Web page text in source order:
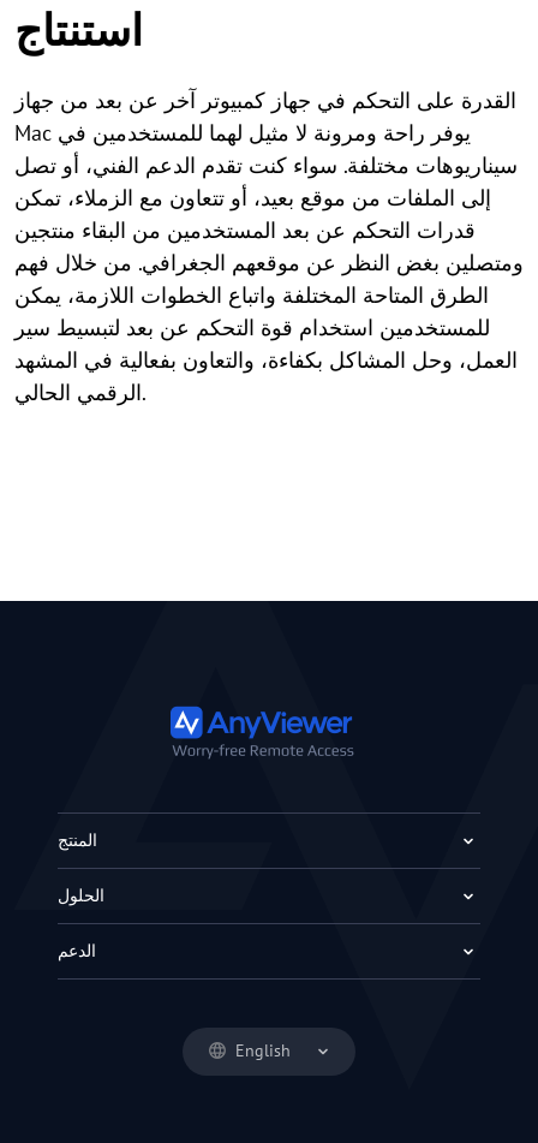
استنتاج
القدرة على التحكم في جهاز كمبيوتر آخر عن بعد من جهاز
Mac يوفر راحة ومرونة لا مثيل لهما للمستخدمين في
سيناريوهات مختلفة. سواء كنت تقدم الدعم الفني، أو تصل
إلى الملفات من موقع بعيد، أو تتعاون مع الزملاء، تمكن
قدرات التحكم عن بعد المستخدمين من البقاء منتجين
ومتصلين بغض النظر عن موقعهم الجغرافي. من خلال فهم
الطرق المتاحة المختلفة واتباع الخطوات اللازمة، يمكن
للمستخدمين استخدام قوة التحكم عن بعد لتبسيط سير
العمل، وحل المشاكل بكفاءة، والتعاون بفعالية في المشهد
الرقمي الحالي.
English
المنتج
الحلول
الدعم